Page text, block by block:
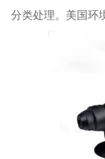
分类处理。美国环